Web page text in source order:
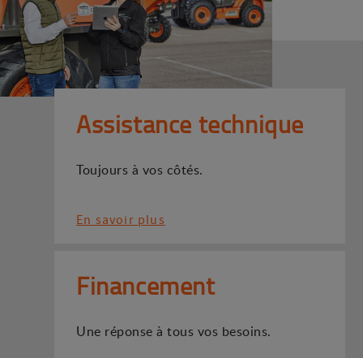
Assistance technique
Toujours à vos côtés.
En savoir plus
Financement
Une réponse à tous vos besoins.